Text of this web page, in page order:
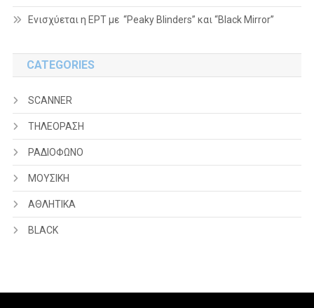
Ενισχύεται η ΕΡΤ με “Peaky Blinders” και “Black Mirror”
CATEGORIES
SCANNER
ΤΗΛΕΟΡΑΣΗ
ΡΑΔΙΟΦΩΝΟ
ΜΟΥΣΙΚΗ
ΑΘΛΗΤΙΚΑ
BLACK